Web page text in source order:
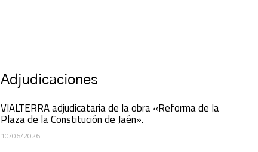
Adjudicaciones
VIALTERRA adjudicataria de la obra «Reforma de la
Plaza de la Constitución de Jaén».
10/06/2026